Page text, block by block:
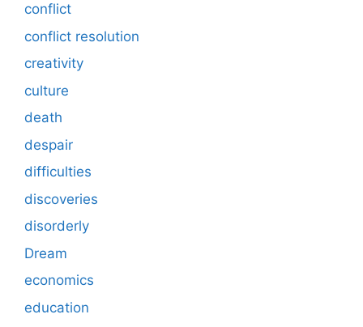
conflict
conflict resolution
creativity
culture
death
despair
difficulties
discoveries
disorderly
Dream
economics
education